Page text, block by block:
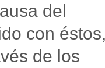
del
con
de los